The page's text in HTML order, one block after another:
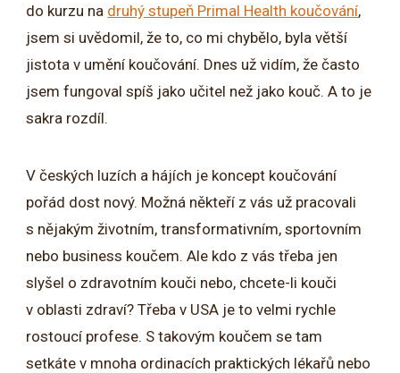
do kurzu na druhý stupeň Primal Health koučování,
jsem si uvědomil, že to, co mi chybělo, byla větší
jistota v umění koučování. Dnes už vidím, že často
jsem fungoval spíš jako učitel než jako kouč. A to je
sakra rozdíl.
V českých luzích a hájích je koncept koučování
pořád dost nový. Možná někteří z vás už pracovali
s nějakým životním, transformativním, sportovním
nebo business koučem. Ale kdo z vás třeba jen
slyšel o zdravotním kouči nebo, chcete-li kouči
v oblasti zdraví? Třeba v USA je to velmi rychle
rostoucí profese. S takovým koučem se tam
setkáte v mnoha ordinacích praktických lékařů nebo